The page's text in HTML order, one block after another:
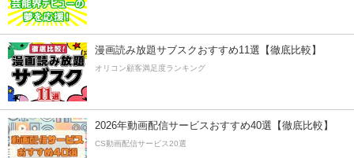
漫画読み放題サブスクおすすめ11選【徹底比較】
オリコン顧客満足度ランキング
2026年動画配信サービスおすすめ40選【徹底比較】
CS動画配信サービス20選